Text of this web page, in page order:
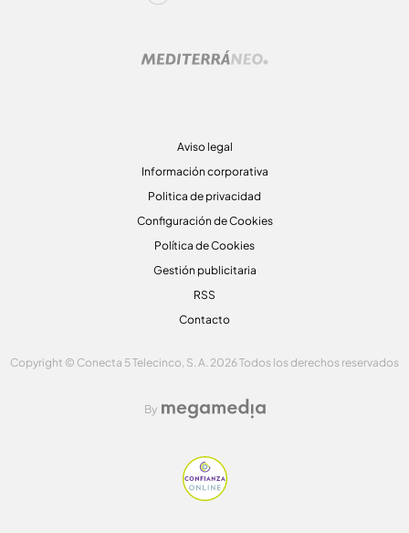
Aviso legal
Información corporativa
Politica de privacidad
Configuración de Cookies
Política de Cookies
Gestión publicitaria
RSS
Contacto
Copyright © Conecta 5 Telecinco, S. A. 2026 Todos los derechos reservados
By